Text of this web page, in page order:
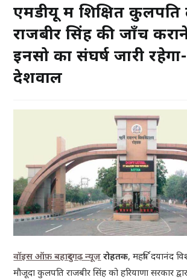
एमडीयू में शिक्षित कुलपति
राजबीर सिंह की जाँच
इनसो का संघर्ष जारी रहेगा-
देशवाल
वॉइस ऑफ़ बहादुरगढ़ न्यूज़ रोहतक, महर्षि दयानंद
मौजूदा कुलपति राजबीर सिंह को हरियाणा सरकार